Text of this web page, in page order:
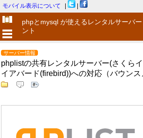
モバイル表示について
phpとmysql が使えるレンタルサーバ
ント
サーバー情報
phplistの共有レンタルサーバー(さくら
イアバード(firebird))への対応（バウンス